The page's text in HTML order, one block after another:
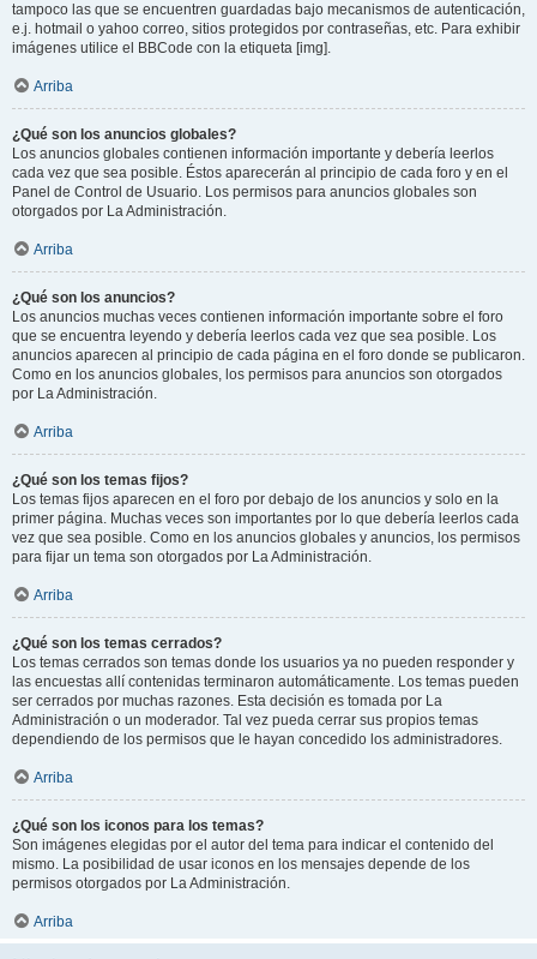
tampoco las que se encuentren guardadas bajo mecanismos de autenticación,
e.j. hotmail o yahoo correo, sitios protegidos por contraseñas, etc. Para exhibir
imágenes utilice el BBCode con la etiqueta [img].
Arriba
¿Qué son los anuncios globales?
Los anuncios globales contienen información importante y debería leerlos
cada vez que sea posible. Éstos aparecerán al principio de cada foro y en el
Panel de Control de Usuario. Los permisos para anuncios globales son
otorgados por La Administración.
Arriba
¿Qué son los anuncios?
Los anuncios muchas veces contienen información importante sobre el foro
que se encuentra leyendo y debería leerlos cada vez que sea posible. Los
anuncios aparecen al principio de cada página en el foro donde se publicaron.
Como en los anuncios globales, los permisos para anuncios son otorgados
por La Administración.
Arriba
¿Qué son los temas fijos?
Los temas fijos aparecen en el foro por debajo de los anuncios y solo en la
primer página. Muchas veces son importantes por lo que debería leerlos cada
vez que sea posible. Como en los anuncios globales y anuncios, los permisos
para fijar un tema son otorgados por La Administración.
Arriba
¿Qué son los temas cerrados?
Los temas cerrados son temas donde los usuarios ya no pueden responder y
las encuestas allí contenidas terminaron automáticamente. Los temas pueden
ser cerrados por muchas razones. Esta decisión es tomada por La
Administración o un moderador. Tal vez pueda cerrar sus propios temas
dependiendo de los permisos que le hayan concedido los administradores.
Arriba
¿Qué son los iconos para los temas?
Son imágenes elegidas por el autor del tema para indicar el contenido del
mismo. La posibilidad de usar iconos en los mensajes depende de los
permisos otorgados por La Administración.
Arriba